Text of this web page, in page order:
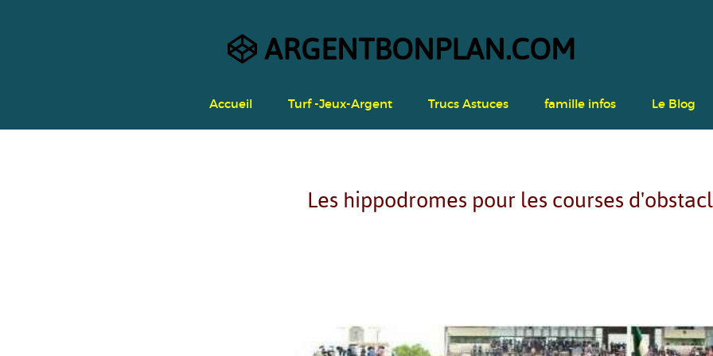
Accueil Turf -Jeux-Argent Trucs Astuces famille infos Le Blog
ARGENTBONPLA​​​​​​​N.COM
Les hippodromes pour les courses